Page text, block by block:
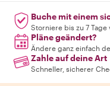
Buche mit einem
Storniere bis zu 7
Pläne geändert?
Ändere ganz einfach
Zahle auf deine Art
Schneller, sicherer